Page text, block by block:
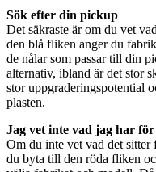
Sök efter din pickup
Det säkraste är om du vet
den blå fliken anger du
de nålar som passar till din
alternativ, ibland är det stor
stor uppgraderingspotential
plasten.
Jag vet inte vad jag har
Om du inte vet vad det sitter
du byta till den röda fliken